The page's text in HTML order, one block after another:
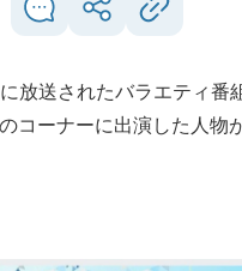
放送されたバラエティ番
コーナーに出演した人物